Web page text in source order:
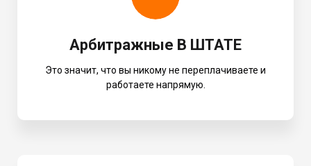
Арбитражные В ШТАТЕ
Это значит, что вы никому не переплачиваете и
работаете напрямую.